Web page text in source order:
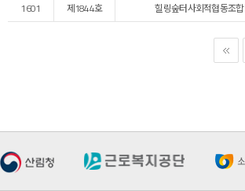
1601 제1844호 힐링숲터사회적협동조합